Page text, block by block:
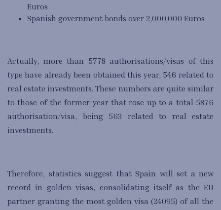
Euros
Spanish government bonds over 2,000,000 Euros
Actually, more than 5778 authorisations/visas of this
type have already been obtained this year, 546 related to
real estate investments. These numbers are quite similar
to those of the former year that rose up to a total 5876
authorisation/visa, being 563 related to real estate
investments.
Therefore, statistics suggest that Spain will set a new
record in golden visas, consolidating itself as the EU
partner granting the most golden visa (24095) of all the